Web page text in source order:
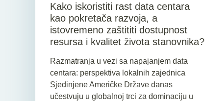
Kako iskoristiti rast data centara
kao pokretača razvoja, a
istovremeno zaštititi dostupnost
resursa i kvalitet života stanovnika?
Razmatranja u vezi sa napajanjem data
centara: perspektiva lokalnih zajednica
Sjedinjene Američke Države danas
učestvuju u globalnoj trci za dominaciju u